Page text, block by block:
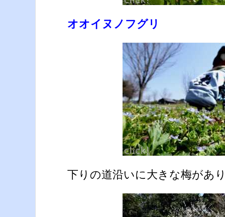
オオイヌノフグリ
下りの道沿いに大きな梅があ